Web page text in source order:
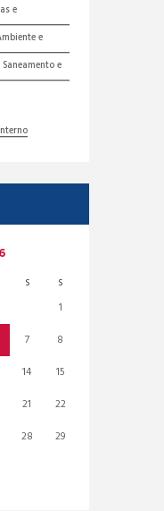
e
e
e
S S
1
7
8
14
15
21
22
28
29